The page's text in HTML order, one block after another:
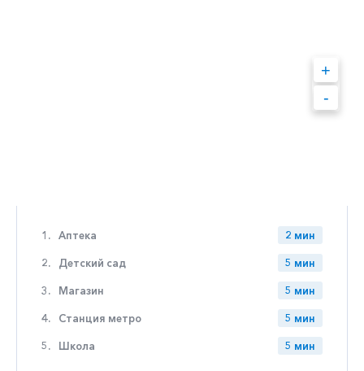
1. Аптека 2 мин
2. Детский сад 5 мин
3. Магазин 5 мин
4. Станция метро 5 мин
5. Школа 5 мин
+
-